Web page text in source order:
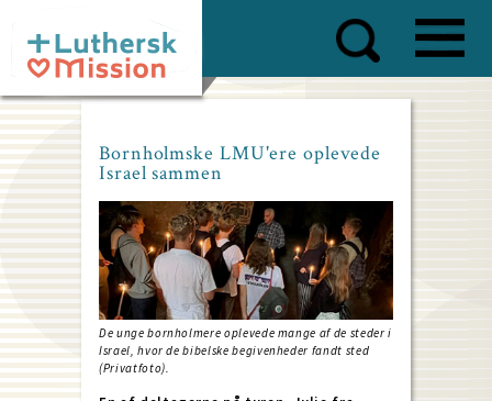
main
content
Bornholmske LMU'ere oplevede
Israel sammen
De unge bornholmere oplevede mange af de steder i
Israel, hvor de bibelske begivenheder fandt sted
(Privatfoto).